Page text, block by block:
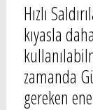
Hızlı
kıyasla
zamanda
gereken